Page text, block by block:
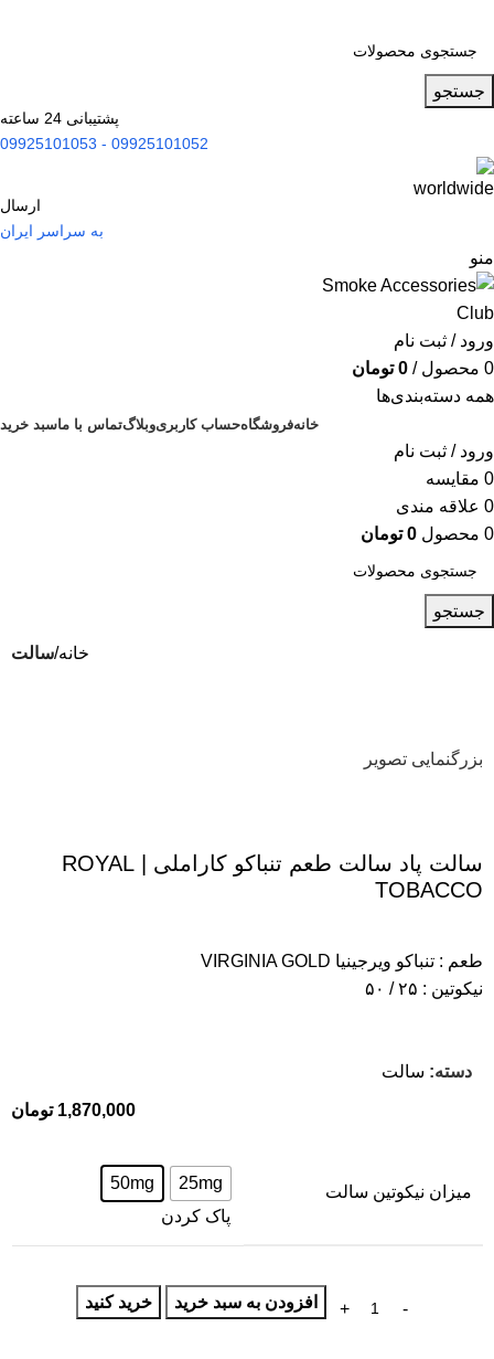
جستجو
پشتیبانی 24 ساعته
09925101052 - 09925101053
ارسال
به سراسر ایران
منو
ورود / ثبت نام
0 محصول /
0 تومان
همه دسته‌بندی‌ها
خانهفروشگاهحساب کاربریوبلاگتماس با ماسبد خرید
ورود / ثبت نام
0 مقایسه
0 علاقه مندی
0 محصول 0 تومان
جستجو
خانه سالت
بزرگنمایی تصویر
سالت پاد سالت طعم تنباکو کاراملی | ROYAL
TOBACCO
طعم : تنباکو ویرجینیا VIRGINIA GOLD
نیکوتین : ۲۵ / ۵۰
دسته: سالت
1,870,000 تومان
میزان نیکوتین سالت 25mg
50mg
پاک کردن
افزودن به سبد خرید خرید کنید